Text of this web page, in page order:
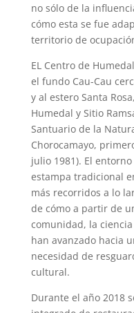
no sólo de la
cómo esta se fue
territorio de
EL Centro de
el fundo Cau-Cau
y al estero Santa
Humedal y Sitio
Santuario de la
Chorocamayo,
julio 1981). El
estampa tradicional
más recorridos a lo
de cómo a partir de
comunidad, la
han avanzado hacia
necesidad de
cultural.
Durante el año 2018